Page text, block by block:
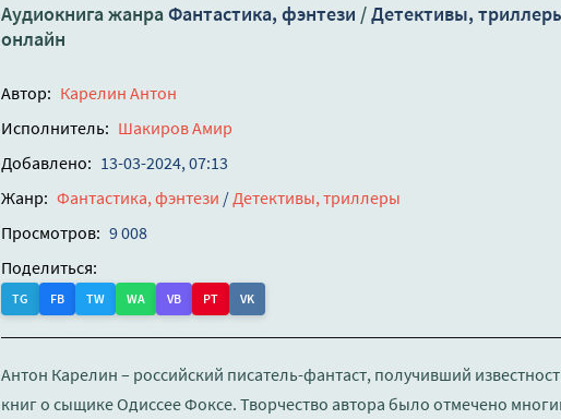
Аудиокнига жанра Фантастика, фэнтези /Детективы,
онлайн
Автор: Карелин Антон
Исполнитель: Шакиров Амир
Добавлено: 13-03-2024, 07:13
Жанр: Фантастика, фэнтези /Детективы, триллеры
Просмотров: 9 008
Поделиться:
TG FB TW WA VB PT VK
Антон Карелин – российский писатель-фантаст, получивший
книг о сыщике Одиссее Фоксе. Творчество автора было отмечено